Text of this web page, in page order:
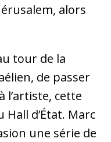
alors
tour de la
de passer
l’artiste, cette
d’État. Marc
une série de